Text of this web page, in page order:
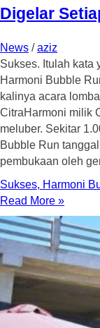
Digelar
News /aziz
Sukses. Itulah kata
Harmoni Bubble
kalinya acara
CitraHarmoni milik
meluber. Sekitar
Bubble Run
pembukaan oleh
Sukses, Harmoni
Read More »